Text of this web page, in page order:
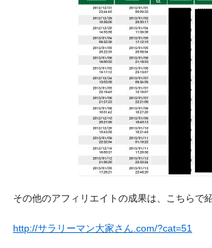
その他のアフィリエイトの成果は、こちらで
http://サラリーマン大家さん.com/?cat=51